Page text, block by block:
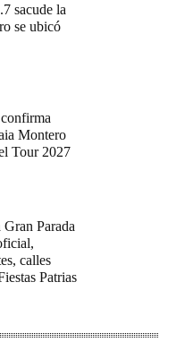
sacude la
se ubicó
Montero
Tour 2027
Parada
calles
Patrias